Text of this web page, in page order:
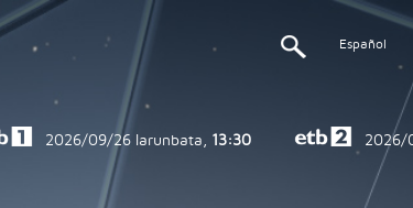
Español
2026/09/26 larunbata, 13:30 2026/